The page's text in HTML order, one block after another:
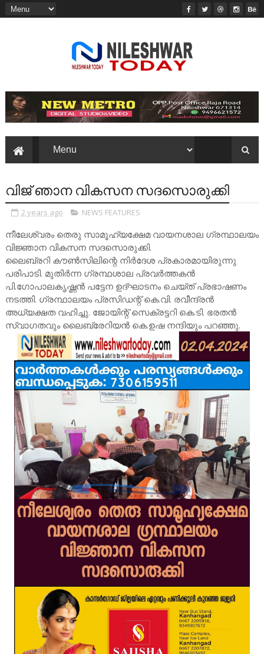
വിജ് ഞാന വികസന സദസൊരുക്കി
2 years ago NEWS FEATURES
നീലേശ്വരം തെരു സാമൂഹ്യക്ഷേമ വായനശാല ഗ്രന്ഥാലയം
വിജ്ഞാന വികസന സദസൊരുക്കി.
ലൈബ്രറി കൗൺസിലിന്റെ നിർദേശ പ്രകാരമായിരുന്നു
പരിപാടി. മുതിർന്ന ഗ്രന്ഥശാല പ്രവർത്തകൻ
പി.ഗോപാലകൃഷ്ണൻ പട്ടേന ഉദ്ഘാടനം ചെയ്ത് പ്രഭാഷണം
നടത്തി. ഗ്രന്ഥാലയം പ്രസിഡന്റ് കെ.വി. രവീന്ദ്രൻ
അധ്യക്ഷത വഹിച്ചു. ജോയിന്റ് സെക്രട്ടറി കെ.ടി. ഭരതൻ
സ്വാഗതവും ലൈബ്രേറിയൻ കെ.ഉഷ നന്ദിയും പറഞ്ഞു.